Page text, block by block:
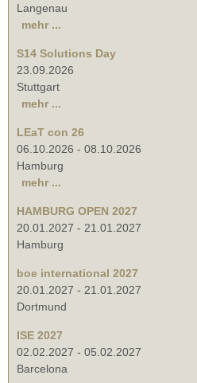
Langenau
mehr ...
S14 Solutions Day
23.09.2026
Stuttgart
mehr ...
LEaT con 26
06.10.2026 - 08.10.2026
Hamburg
mehr ...
HAMBURG OPEN 2027
20.01.2027 - 21.01.2027
Hamburg
boe international 2027
20.01.2027 - 21.01.2027
Dortmund
ISE 2027
02.02.2027 - 05.02.2027
Barcelona